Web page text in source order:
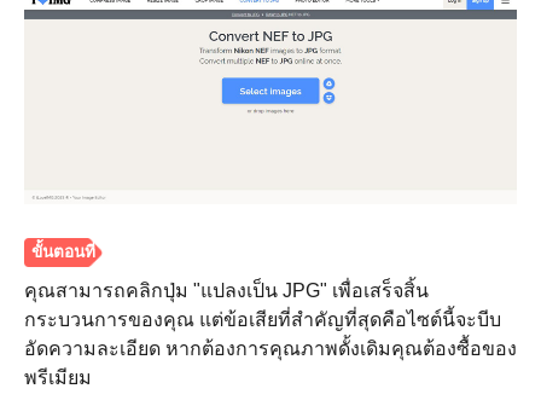
คุณสามารถคลิกปุ่ม "แปลงเป็น JPG" เพื่อเสร็จสิ้น
กระบวนการของคุณ แต่ข้อเสียที่สำคัญที่สุดคือไซต์นี้จะบีบ
อัดความละเอียด หากต้องการคุณภาพดั้งเดิมคุณต้องซื้อของ
พรีเมียม